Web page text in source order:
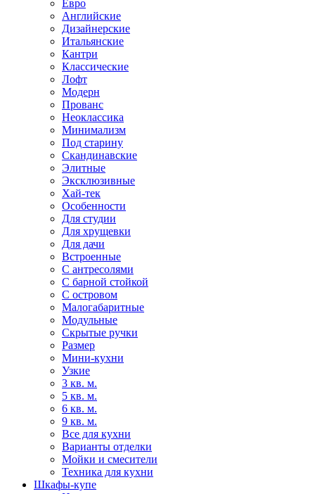
Евро
Английские
Дизайнерские
Итальянские
Кантри
Классические
Лофт
Модерн
Прованс
Неоклассика
Минимализм
Под старину
Скандинавские
Элитные
Эксклюзивные
Хай-тек
Особенности
Для студии
Для хрущевки
Для дачи
Встроенные
С антресолями
С барной стойкой
С островом
Малогабаритные
Модульные
Скрытые ручки
Размер
Мини-кухни
Узкие
3 кв. м.
5 кв. м.
6 кв. м.
9 кв. м.
Все для кухни
Варианты отделки
Мойки и смесители
Техника для кухни
Шкафы-купе